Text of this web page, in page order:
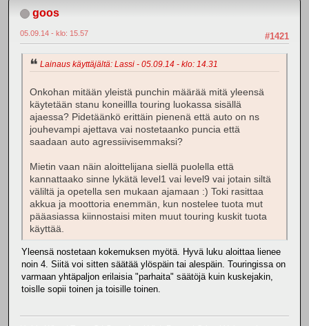
goos
#1421
05.09.14 - klo: 15.57
Lainaus käyttäjältä: Lassi - 05.09.14 - klo: 14.31
Onkohan mitään yleistä punchin määrää mitä yleensä
käytetään stanu koneillla touring luokassa sisällä
ajaessa? Pidetäänkö erittäin pienenä että auto on ns
jouhevampi ajettava vai nostetaanko puncia että
saadaan auto agressiivisemmaksi?
Mietin vaan näin aloittelijana siellä puolella että
kannattaako sinne lykätä level1 vai level9 vai jotain siltä
väliltä ja opetella sen mukaan ajamaan :) Toki rasittaa
akkua ja moottoria enemmän, kun nostelee tuota mut
pääasiassa kiinnostaisi miten muut touring kuskit tuota
käyttää.
Yleensä nostetaan kokemuksen myötä. Hyvä luku aloittaa lienee
noin 4. Siitä voi sitten säätää ylöspäin tai alespäin. Touringissa on
varmaan yhtäpaljon erilaisia "parhaita" säätöjä kuin kuskejakin,
toislle sopii toinen ja toisille toinen.